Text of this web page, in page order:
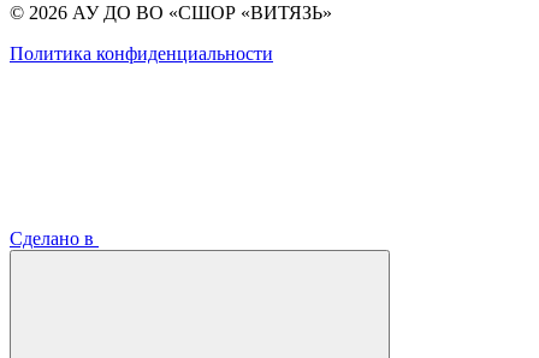
© 2026 АУ ДО ВО «СШОР «ВИТЯЗЬ»
Политика конфиденциальности
Сделано в